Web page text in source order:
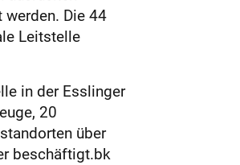
Die 44
Leitstelle
in der Esslinger
20
über
beschäftigt.bk